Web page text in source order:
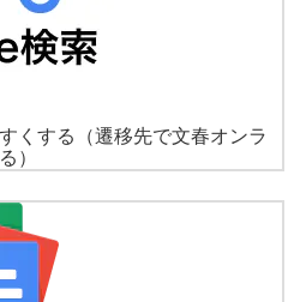
くする
（遷移先で文春オンラ
）